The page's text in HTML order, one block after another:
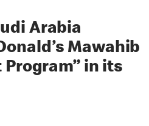
Arabia
Mawahib
in its